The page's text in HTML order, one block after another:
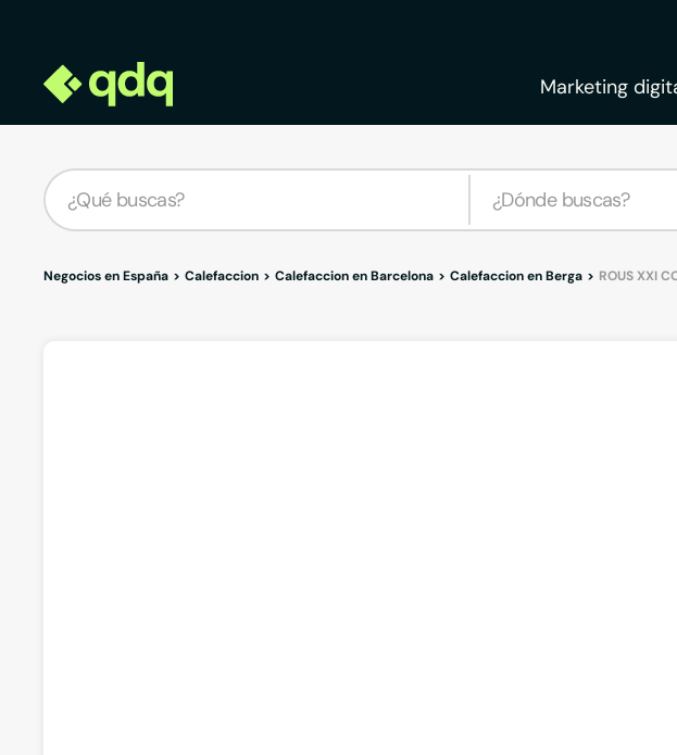
Marketing
Negocios en España Calefaccion Calefaccion en Barcelona Calefaccion en Berga ROUS XXI